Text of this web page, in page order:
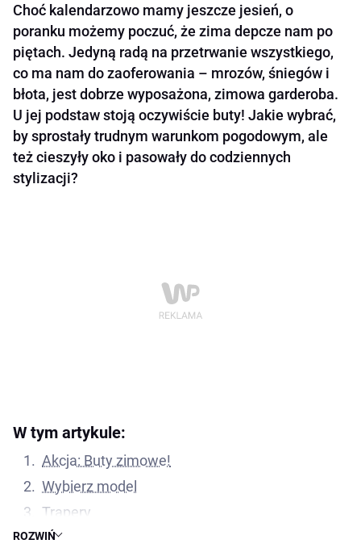
Choć kalendarzowo mamy jeszcze jesień, o
poranku możemy poczuć, że zima depcze nam po
piętach. Jedyną radą na przetrwanie wszystkiego,
co ma nam do zaoferowania – mrozów, śniegów i
błota, jest dobrze wyposażona, zimowa garderoba.
U jej podstaw stoją oczywiście buty! Jakie wybrać,
by sprostały trudnym warunkom pogodowym, ale
też cieszyły oko i pasowały do codziennych
stylizacji?
W tym artykule:
ROZWIŃ
Akcja: Buty zimowe!
Wybierz model
Trapery
Śniegowce